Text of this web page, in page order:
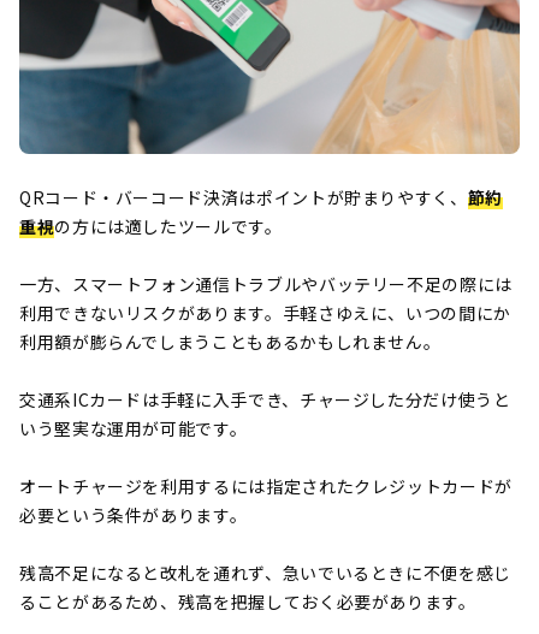
QRコード・バーコード決済はポイントが貯まりやすく、 節約
重視の方には適したツールです。
一方、スマートフォン通信トラブルやバッテリー不足の際には
利用できないリスクがあります。手軽さゆえに、いつの間にか
利用額が膨らんでしまうこともあるかもしれません。
交通系ICカードは手軽に入手でき、チャージした分だけ使うと
いう堅実な運用が可能です。
オートチャージを利用するには指定されたクレジットカードが
必要という条件があります。
残高不足になると改札を通れず、急いでいるときに不便を感じ
ることがあるため、残高を把握しておく必要があります。